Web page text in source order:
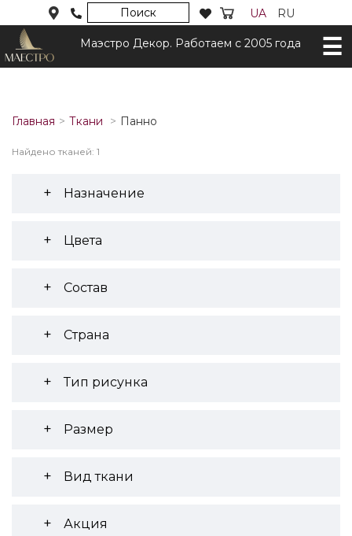
Поиск UA RU
Маэстро Декор. Работаем с 2005 года
Главная Ткани Панно
Найдено тканей: 1
Назначение
Цвета
Состав
Страна
Тип рисунка
Размер
Вид ткани
Акция